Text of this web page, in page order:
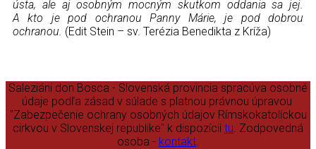
ústa, ale aj osobným mocným skutkom oddania sa jej.
A kto je pod ochranou Panny Márie, je pod dobrou
ochranou. (Edit Stein – sv. Terézia Benedikta z Kríža)
Saleziáni don Bosca - Slovenská provincia spracúva osobné
údaje podľa zásad v súlade s platnou právnou úpravou
"Zabezpečenie ochrany osobných údajov Rímskokatolíckou
cirkvou v Slovenskej republike" k dispozícii tu . Zodpovedná
osoba - kontakt